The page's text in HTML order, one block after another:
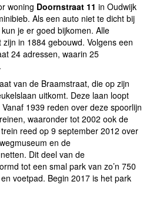
woning Doornstraat 11 in Oudwijk
Als een auto niet te dicht bij
je er goed bijkomen. Alle
in 1884 gebouwd. Volgens een
24 adressen, waarin 25
van de Braamstraat, die op zijn
uitkomt. Deze laan loopt
1939 reden over deze spoorlijn
waaronder tot 2002 ook de
trein reed op 9 september 2012 over
en de
Dit deel van de
tot een smal park van zo’n 750
voetpad. Begin 2017 is het park